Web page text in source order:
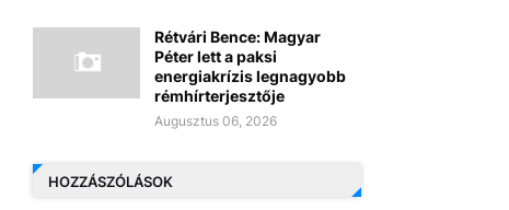
Rétvári Bence: Magyar
Péter lett a paksi
energiakrízis legnagyobb
rémhírterjesztője
Augusztus 06, 2026
HOZZÁSZÓLÁSOK